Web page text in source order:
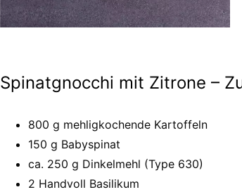
Spinatgnocchi mit Zitrone –
800 g mehligkochende Kartoffeln
150 g Babyspinat
ca. 250 g Dinkelmehl (Type 630)
2 Handvoll Basilikum